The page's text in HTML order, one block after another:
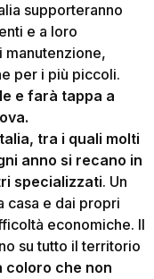
supporteranno
e a loro
per i più piccoli.
e farà tappa a
tra i quali molti
anno si recano in
specializzati. Un
casa e dai propri
economiche. Il
su tutto il territorio
coloro che non